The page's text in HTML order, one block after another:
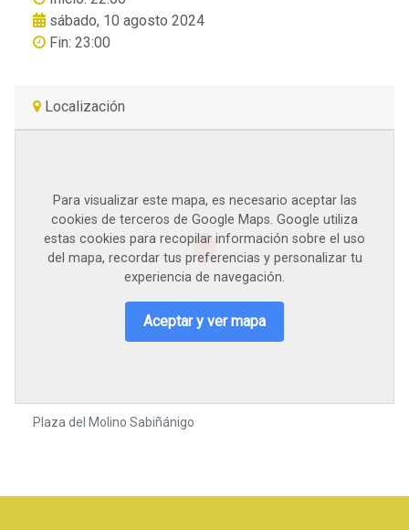
sábado, 10 agosto 2024
Fin: 23:00
Localización
Para visualizar este mapa, es necesario aceptar las
cookies de terceros de Google Maps. Google utiliza
estas cookies para recopilar información sobre el uso
del mapa, recordar tus preferencias y personalizar tu
experiencia de navegación.
Aceptar y ver mapa
Plaza del Molino Sabiñánigo